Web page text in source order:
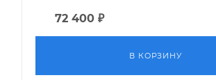
72 400 ₽
В КОРЗИНУ